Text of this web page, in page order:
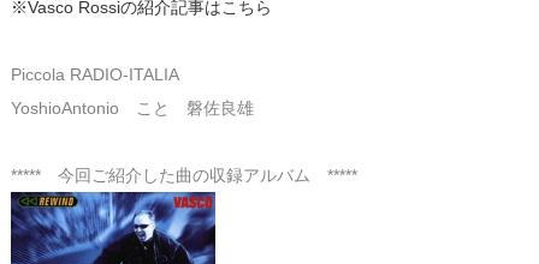
※Vasco Rossiの紹介記事はこちら
Piccola RADIO-ITALIA
YoshioAntonio こと 磐佐良雄
***** 今回ご紹介した曲の収録アルバム *****